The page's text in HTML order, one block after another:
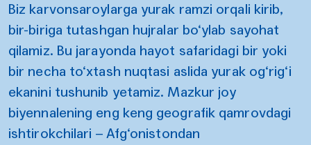
Biz karvonsaroylarga yurak ramzi orqali kirib,
bir-biriga tutashgan hujralar bo‘ylab sayohat
qilamiz. Bu jarayonda hayot safaridagi bir yoki
bir necha to‘xtash nuqtasi aslida yurak og‘rig‘i
ekanini tushunib yetamiz. Mazkur joy
biyennalening eng keng geografik qamrovdagi
ishtirokchilari – Afg‘onistondan